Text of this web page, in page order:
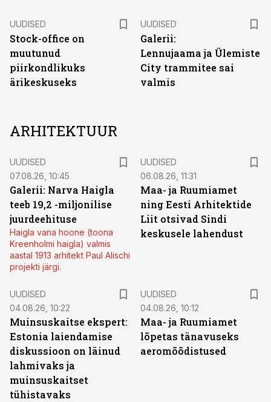
UUDISED
Stock-office on
muutunud
piirkondlikuks
ärikeskuseks
UUDISED
Galerii:
Lennujaama ja Ülemiste
City trammitee sai
valmis
ARHITEKTUUR
UUDISED
07.08.26, 10:45
Galerii: Narva Haigla
teeb 19,2 -miljonilise
juurdeehituse
Haigla vana hoone (toona
Kreenholmi haigla) valmis
aastal 1913 arhitekt Paul Alischi
projekti järgi.
UUDISED
06.08.26, 11:31
Maa- ja Ruumiamet
ning Eesti Arhitektide
Liit otsivad Sindi
keskusele lahendust
UUDISED
04.08.26, 10:22
Muinsuskaitse ekspert:
Estonia laiendamise
diskussioon on läinud
lahmivaks ja
muinsuskaitset
tühistavaks
UUDISED
04.08.26, 10:12
Maa- ja Ruumiamet
lõpetas tänavuseks
aeromõõdistused